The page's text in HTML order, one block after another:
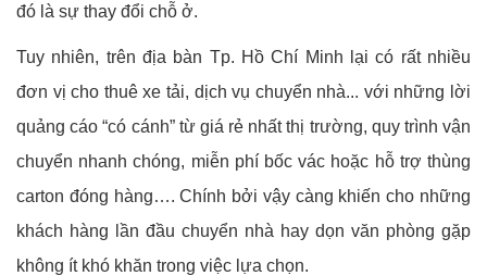
đó là sự thay đổi chỗ ở.
Tuy nhiên, trên địa bàn Tp. Hồ Chí Minh lại có rất nhiều
đơn vị cho thuê xe tải, dịch vụ chuyển nhà... với những lời
quảng cáo “có cánh” từ giá rẻ nhất thị trường, quy trình vận
chuyển nhanh chóng, miễn phí bốc vác hoặc hỗ trợ thùng
carton đóng hàng…. Chính bởi vậy càng khiến cho những
khách hàng lần đầu chuyển nhà hay dọn văn phòng gặp
không ít khó khăn trong việc lựa chọn.